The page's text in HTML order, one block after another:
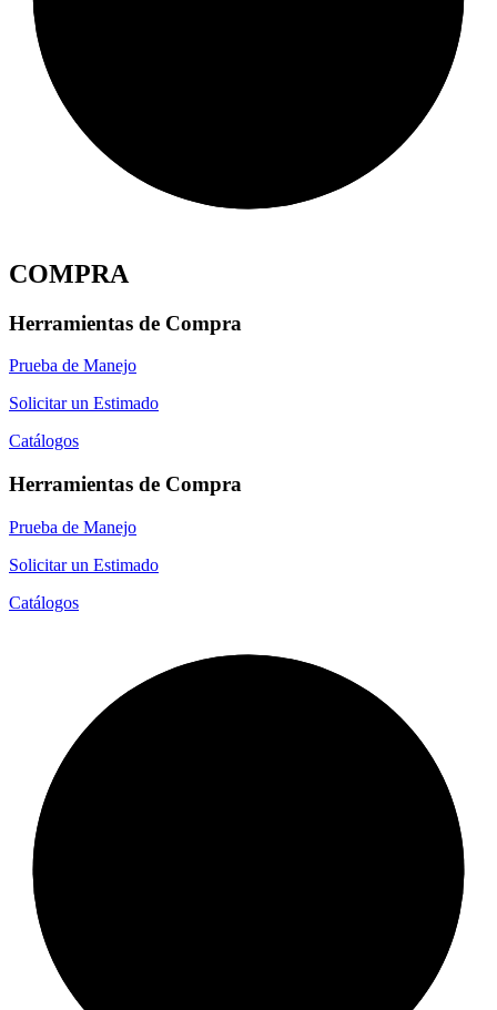
COMPRA
Herramientas de Compra
Prueba de Manejo
Solicitar un Estimado
Catálogos
Herramientas de Compra
Prueba de Manejo
Solicitar un Estimado
Catálogos